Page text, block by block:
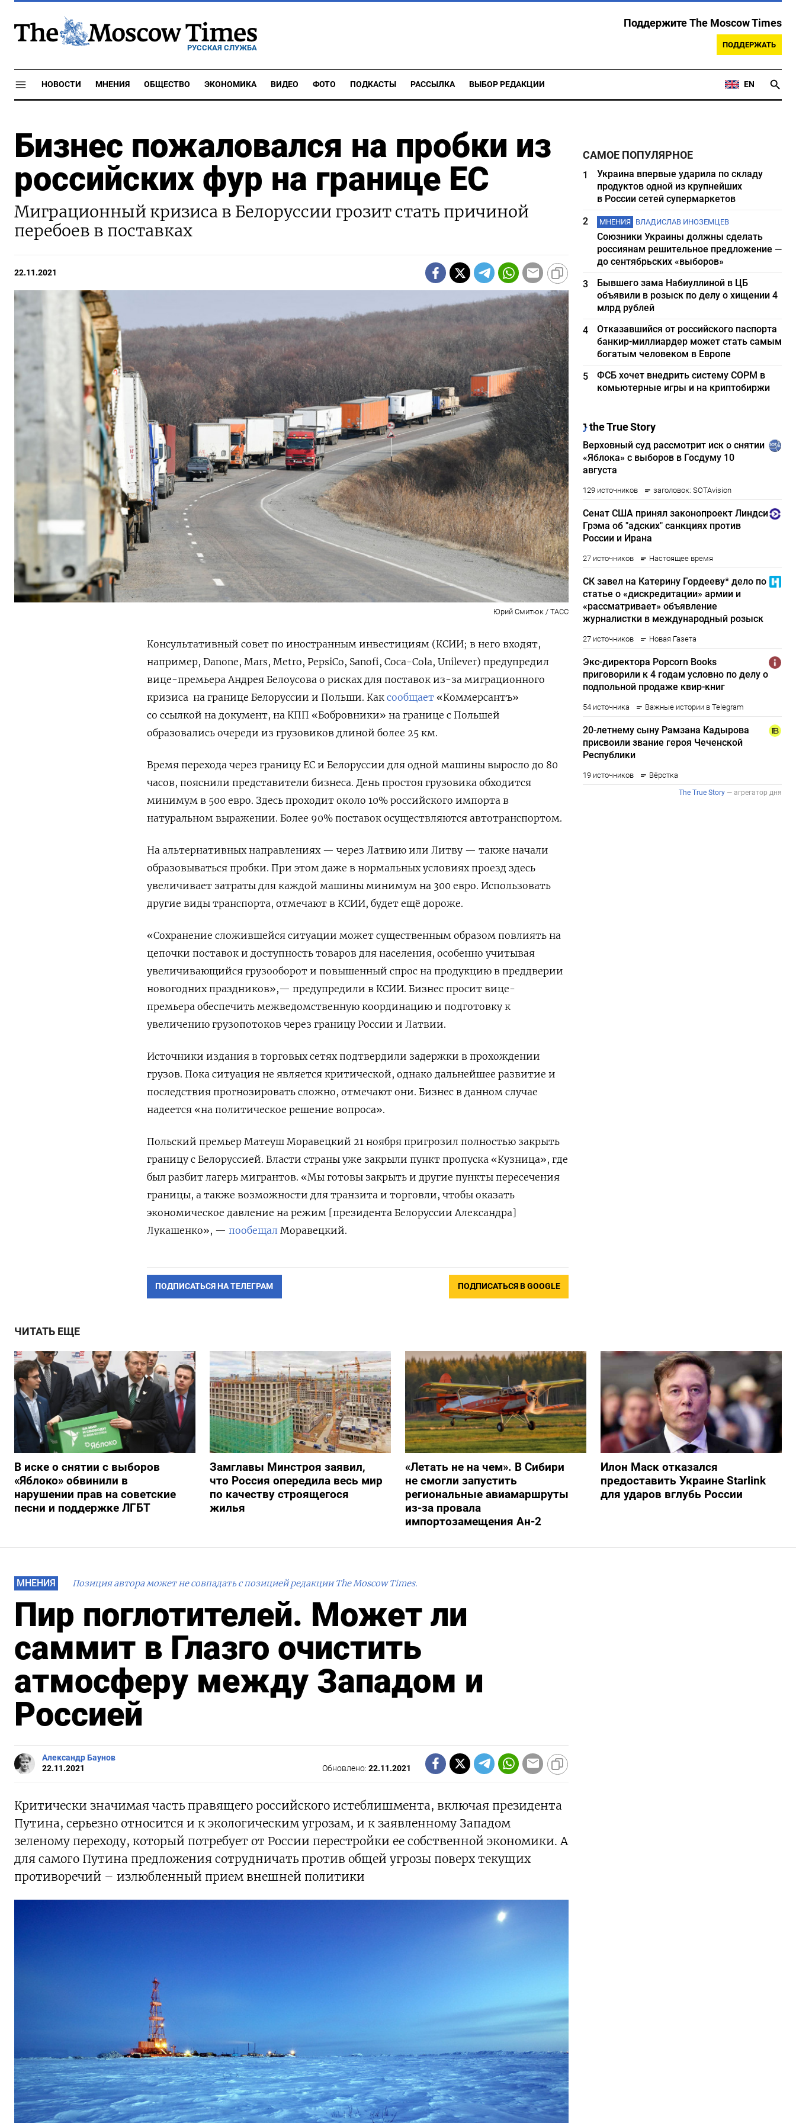
РУССКАЯ СЛУЖБА
Поддержите The Moscow Times
ПОДДЕРЖАТЬ
НОВОСТИ МНЕНИЯ ОБЩЕСТВО ЭКОНОМИКА ВИДЕО ФОТО ПОДКАСТЫ РАССЫЛКА ВЫБОР РЕДАКЦИИ EN
Бизнес пожаловался на пробки из
российских фур на границе ЕС
Миграционный кризиса в Белоруссии грозит стать причиной
перебоев в поставках
22.11.2021
Юрий Смитюк / ТАСС
Консультативный совет по иностранным инвестициям (КСИИ; в него входят,
например, Danone, Mars, Metro, PepsiCo, Sanofi, Coca-Cola, Unilever) предупредил
вице-премьера Андрея Белоусова о рисках для поставок из-за миграционного
кризиса на границе Белоруссии и Польши. Как сообщает «Коммерсантъ»
со ссылкой на документ, на КПП «Бобровники» на границе с Польшей
образовались очереди из грузовиков длиной более 25 км.
Время перехода через границу ЕС и Белоруссии для одной машины выросло до 80
часов, пояснили представители бизнеса. День простоя грузовика обходится
минимум в 500 евро. Здесь проходит около 10% российского импорта в
натуральном выражении. Более 90% поставок осуществляются автотранспортом.
На альтернативных направлениях — через Латвию или Литву — также начали
образовываться пробки. При этом даже в нормальных условиях проезд здесь
увеличивает затраты для каждой машины минимум на 300 евро. Использовать
другие виды транспорта, отмечают в КСИИ, будет ещё дороже.
«Сохранение сложившейся ситуации может существенным образом повлиять на
цепочки поставок и доступность товаров для населения, особенно учитывая
увеличивающийся грузооборот и повышенный спрос на продукцию в преддверии
новогодних праздников»,— предупредили в КСИИ. Бизнес просит вице-
премьера обеспечить межведомственную координацию и подготовку к
увеличению грузопотоков через границу России и Латвии.
Источники издания в торговых сетях подтвердили задержки в прохождении
грузов. Пока ситуация не является критической, однако дальнейшее развитие и
последствия прогнозировать сложно, отмечают они. Бизнес в данном случае
надеется «на политическое решение вопроса».
Польский премьер Матеуш Моравецкий 21 ноября пригрозил полностью закрыть
границу с Белоруссией. Власти страны уже закрыли пункт пропуска «Кузница», где
был разбит лагерь мигрантов. «Мы готовы закрыть и другие пункты пересечения
границы, а также возможности для транзита и торговли, чтобы оказать
экономическое давление на режим [президента Белоруссии Александра]
Лукашенко», — пообещал Моравецкий.
ПОДПИСАТЬСЯ НА ТЕЛЕГРАМ ПОДПИСАТЬСЯ В GOOGLE
САМОЕ ПОПУЛЯРНОЕ
1
Украина впервые ударила по складу
продуктов одной из крупнейших
в России сетей супермаркетов
2
МНЕНИЯ ВЛАДИСЛАВ ИНОЗЕМЦЕВ
Союзники Украины должны сделать
россиянам решительное предложение —
до сентябрьских «выборов»
3
Бывшего зама Набиуллиной в ЦБ
объявили в розыск по делу о хищении 4
млрд рублей
4
Отказавшийся от российского паспорта
банкир-миллиардер может стать самым
богатым человеком в Европе
5
ФСБ хочет внедрить систему СОРМ в
комьютерные игры и на криптобиржи
ЧИТАТЬ ЕЩЕ
В иске о снятии с выборов
«Яблоко» обвинили в
нарушении прав на советские
песни и поддержке ЛГБТ
Замглавы Минстроя заявил,
что Россия опередила весь мир
по качеству строящегося
жилья
«Летать не на чем». В Сибири
не смогли запустить
региональные авиамаршруты
из-за провала
импортозамещения Ан-2
Илон Маск отказался
предоставить Украине Starlink
для ударов вглубь России
МНЕНИЯ Позиция автора может не совпадать с позицией редакции The Moscow Times.
Пир поглотителей. Может ли
саммит в Глазго очистить
атмосферу между Западом и
Россией
Александр Баунов
22.11.2021
Обновлено:22.11.2021
Критически значимая часть правящего российского истеблишмента, включая президента
Путина, серьезно относится и к экологическим угрозам, и к заявленному Западом
зеленому переходу, который потребует от России перестройки ее собственной экономики. А
для самого Путина предложения сотрудничать против общей угрозы поверх текущих
противоречий – излюбленный прием внешней политики